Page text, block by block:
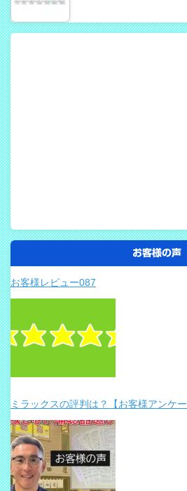
お客様の声
お客様レビュー087
ミラックスの評判は？【お客様アンケー